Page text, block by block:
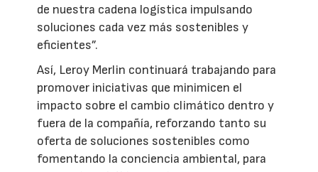
de nuestra cadena logística impulsando
soluciones cada vez más sostenibles y
eficientes”.
Así, Leroy Merlin continuará trabajando para
promover iniciativas que minimicen el
impacto sobre el cambio climático dentro y
fuera de la compañía, reforzando tanto su
oferta de soluciones sostenibles como
fomentando la conciencia ambiental, para